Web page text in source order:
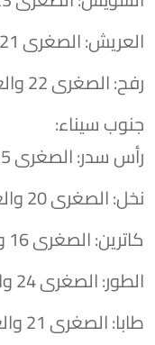
​العريش: الصغرى 21 والعظمى 30.
​رفح: الصغرى 22 والعظمى 29.
​جنوب سيناء:
​رأس سدر: الصغرى 25 والعظمى 38.
​نخل: الصغرى 20 والعظمى 37.
​كاترين: الصغرى 16 والعظمى 36.
​الطور: الصغرى 24 والعظمى 35.
​طابا: الصغرى 21 والعظمى 36.